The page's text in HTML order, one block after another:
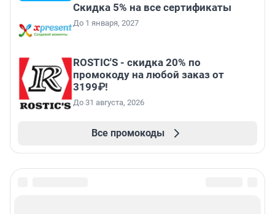
Скидка 5% на все сертификаты
До 1 января, 2027
ROSTIC'S - скидка 20% по
промокоду на любой заказ от
3199₽!
До 31 августа, 2026
Все промокоды